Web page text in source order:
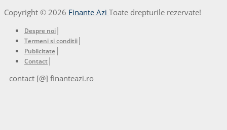
Copyright © 2026 Finante Azi Toate drepturile rezervate!
Despre noi|
Termeni si conditii|
Publicitate|
Contact|
contact [@] finanteazi.ro